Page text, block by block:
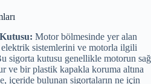
Motor bölmesinde yer alan
elektrik sistemlerini ve motorla ilgili
sigorta kutusu genellikle motorun sağ
ve bir plastik kapakla koruma altına
içeride bulunan sigortaların ne için